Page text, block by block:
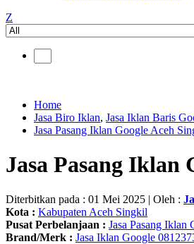
Z
Home
Jasa Biro Iklan, Jasa Iklan Baris
Jasa Pasang Iklan Google Aceh
Jasa Pasang Iklan
Diterbitkan pada : 01 Mei 2025 | Oleh :
Kota : Kabupaten Aceh Singkil
Pusat Perbelanjaan : Jasa Pasang Iklan
Brand/Merk : Jasa Iklan Google